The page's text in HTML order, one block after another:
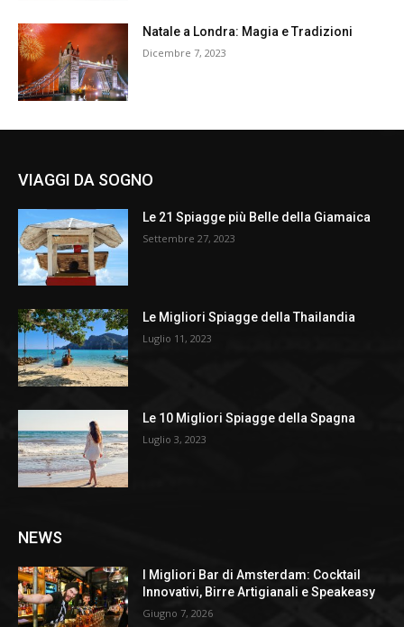
Natale a Londra: Magia e Tradizioni
Dicembre 7, 2023
VIAGGI DA SOGNO
Le 21 Spiagge più Belle della Giamaica
Settembre 27, 2023
Le Migliori Spiagge della Thailandia
Luglio 11, 2023
Le 10 Migliori Spiagge della Spagna
Luglio 3, 2023
NEWS
I Migliori Bar di Amsterdam: Cocktail
Innovativi, Birre Artigianali e Speakeasy
Giugno 7, 2026